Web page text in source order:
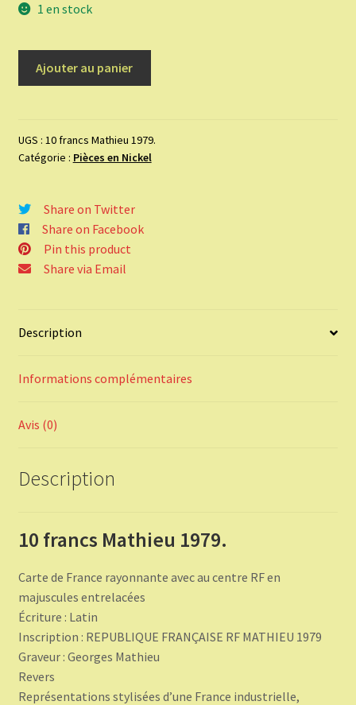
1 en stock
Mathieu
1979.
Ajouter au panier
UGS : 10 francs Mathieu 1979.
Catégorie : Pièces en Nickel
Share on Twitter
Share on Facebook
Pin this product
Share via Email
Description
Informations complémentaires
Avis (0)
Description
10 francs Mathieu 1979.
Carte de France rayonnante avec au centre RF en
majuscules entrelacées
Écriture : Latin
Inscription : REPUBLIQUE FRANÇAISE RF MATHIEU 1979
Graveur : Georges Mathieu
Revers
Représentations stylisées d’une France industrielle,